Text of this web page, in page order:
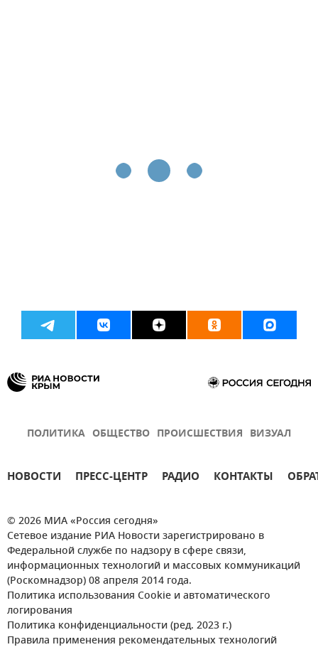
ПОЛИТИКА ОБЩЕСТВО ПРОИСШЕСТВИЯ ВИЗУАЛ
НОВОСТИ ПРЕСС-ЦЕНТР РАДИО КОНТАКТЫ
© 2026 МИА «Россия сегодня»
Сетевое издание РИА Новости зарегистрировано в
Федеральной службе по надзору в сфере связи,
информационных технологий и массовых коммуникаций
(Роскомнадзор) 08 апреля 2014 года.
Политика использования Cookie и автоматического
логирования
Политика конфиденциальности (ред. 2023 г.)
Правила применения рекомендательных технологий